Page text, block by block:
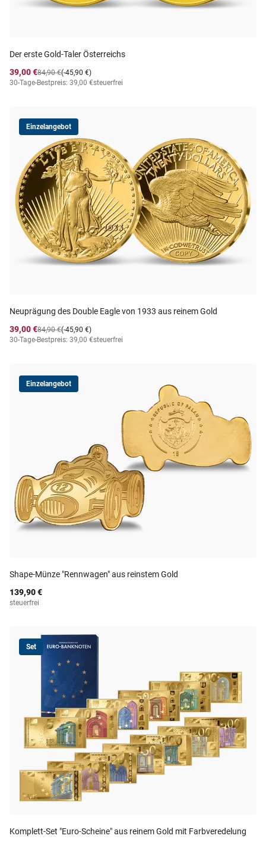
Der erste Gold-Taler Österreichs
39,00 €
(-45,90 €)
84,90 €
30-Tage-Bestpreis: 39,00 €steuerfrei
Einzelangebot
Neuprägung des Double Eagle von 1933 aus reinem Gold
39,00 €
(-45,90 €)
84,90 €
30-Tage-Bestpreis: 39,00 €steuerfrei
Einzelangebot
Shape-Münze "Rennwagen" aus reinstem Gold
139,90 €
steuerfrei
Set
Komplett-Set "Euro-Scheine" aus reinem Gold mit Farbveredelung